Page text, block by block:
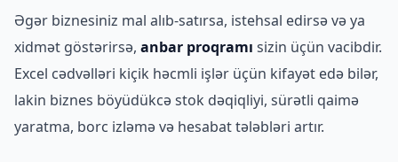
Əgər biznesiniz mal alıb-satırsa, istehsal edirsə və ya
xidmət göstərirsə, anbar proqramı sizin üçün vacibdir.
Excel cədvəlləri kiçik həcmli işlər üçün kifayət edə bilər,
lakin biznes böyüdükcə stok dəqiqliyi, sürətli qaimə
yaratma, borc izləmə və hesabat tələbləri artır.